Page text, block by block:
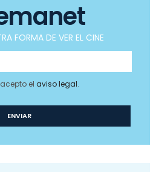
FORMA DE VER EL CINE
el aviso legal.